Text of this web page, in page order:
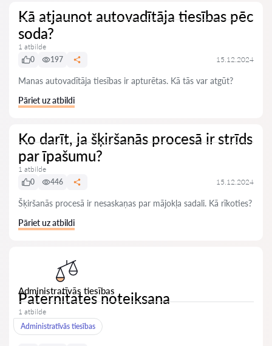
Kā atjaunot autovadītāja tiesības pēc
soda?
1 atbilde
0
197 15.12.2024
Manas autovadītāja tiesības ir apturētas. Kā tās var atgūt?
Pāriet uz atbildi
Ko darīt, ja šķiršanās procesā ir strīds
par īpašumu?
1 atbilde
0
446 15.12.2024
Šķiršanās procesā ir nesaskaņas par mājokļa sadali. Kā rīkoties?
Pāriet uz atbildi
Administratīvās tiesības
Paternitates noteiksana
1 atbilde
Administratīvās tiesības